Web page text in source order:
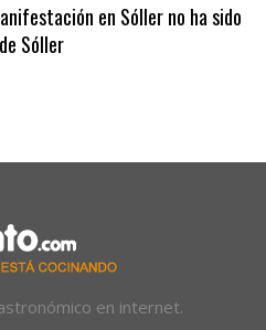
en Sóller no ha sido
Sóller
en internet.